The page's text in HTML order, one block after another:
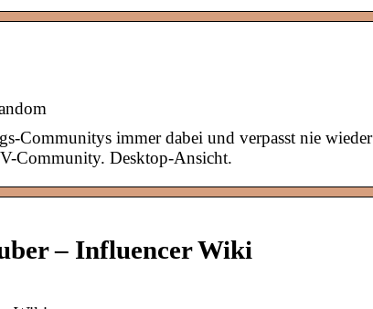
Communitys immer dabei und verpasst nie wieder
Community. Desktop-Ansicht.
– Influencer Wiki